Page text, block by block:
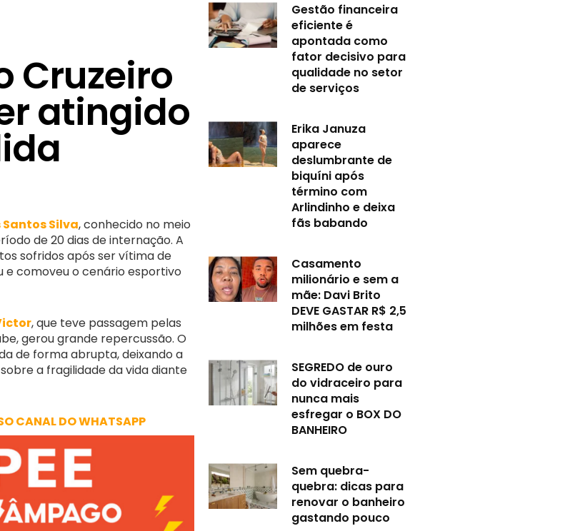
Cruzeiro
atingido
Silva, conhecido no meio
de 20 dias de internação. A
sofridos após ser vítima de
e comoveu o cenário esportivo
, que teve passagem pelas
gerou grande repercussão. O
de forma abrupta, deixando a
a fragilidade da vida diante
CANAL DO WHATSAPP
Gestão financeira
eficiente é
apontada como
fator decisivo para
qualidade no setor
de serviços
Erika Januza
aparece
deslumbrante de
biquíni após
término com
Arlindinho e deixa
fãs babando
Casamento
milionário e sem a
mãe: Davi Brito
DEVE GASTAR R$ 2,5
milhões em festa
SEGREDO de ouro
do vidraceiro para
nunca mais
esfregar o BOX DO
BANHEIRO
Sem quebra-
quebra: dicas para
renovar o banheiro
gastando pouco